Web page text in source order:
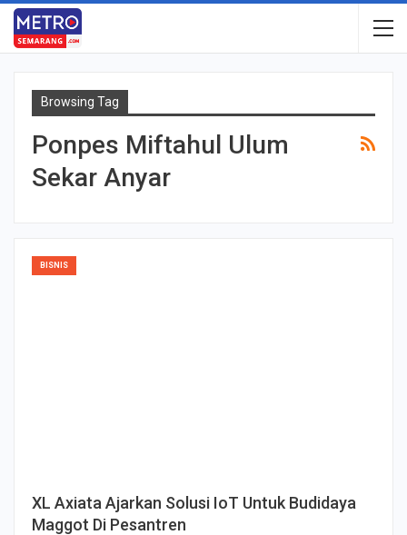
Browsing Tag
Ponpes Miftahul Ulum
Sekar Anyar
BISNIS
XL Axiata Ajarkan Solusi IoT Untuk Budidaya
Maggot Di Pesantren